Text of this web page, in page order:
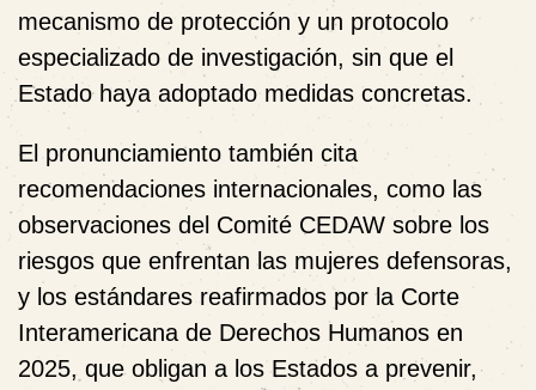
mecanismo de protección y un protocolo
especializado de investigación, sin que el
Estado haya adoptado medidas concretas.
El pronunciamiento también cita
recomendaciones internacionales, como las
observaciones del Comité CEDAW sobre los
riesgos que enfrentan las mujeres defensoras,
y los estándares reafirmados por la Corte
Interamericana de Derechos Humanos en
2025, que obligan a los Estados a prevenir,